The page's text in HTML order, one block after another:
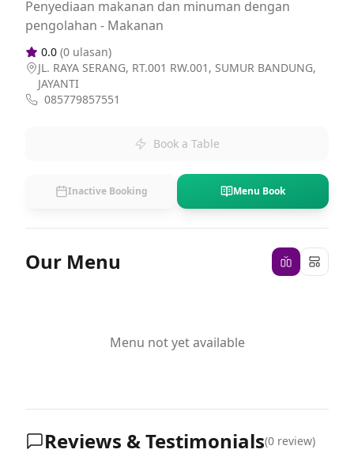
Penyediaan makanan dan minuman dengan
pengolahan - Makanan
0.0 (0 ulasan)
JL. RAYA SERANG, RT.001 RW.001, SUMUR BANDUNG,
JAYANTI
085779857551
Book a Table
Inactive Booking Menu Book
Our Menu
Menu not yet available
Reviews & Testimonials(0 review)